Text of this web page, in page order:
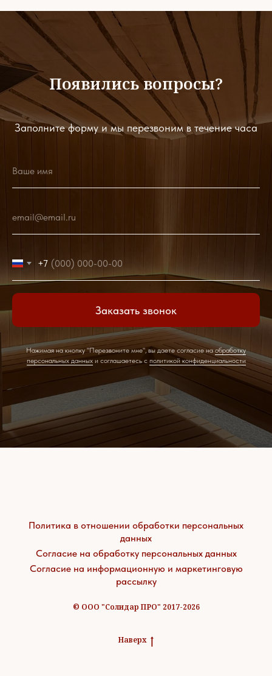
Появились вопросы?
Заполните форму и мы перезвоним в течение часа
Ваше имя
email@email.ru
+7
Заказать звонок
Нажимая на кнопку "Перезвоните мне", вы даете согласие наобработку
персональных данныхи соглашаетесь c политикой конфиденциальности
Политика в отношении обработки персональных
данных
Согласие на обработку персональных данных
Согласие на информационную и маркетинговую
рассылку
© ООО "Солидар ПРО" 2017-2026
Наверх